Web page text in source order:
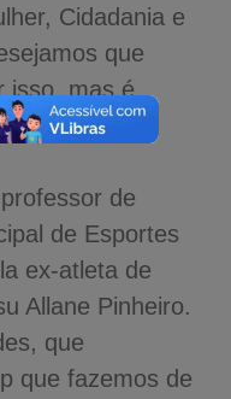
Cidadania e
que
isso, mas é
de
de Esportes
ex-atleta de
Allane Pinheiro.
que
que fazemos de